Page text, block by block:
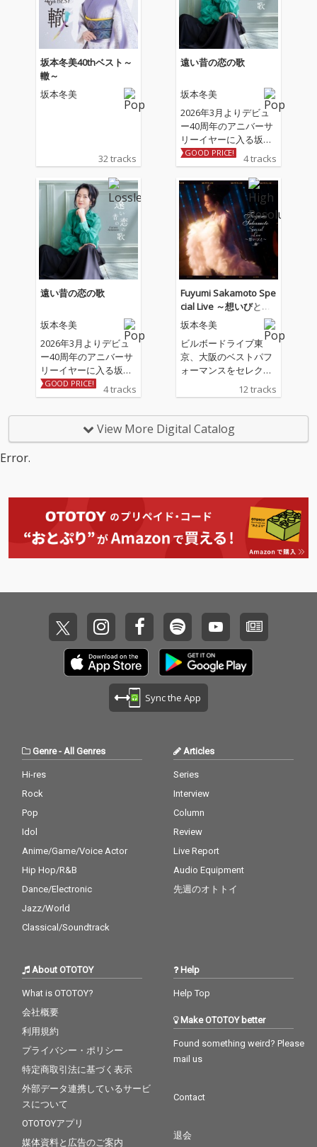
坂本冬美40thベスト～
轍～
坂本冬美
32 tracks
遠い昔の恋の歌
坂本冬美
2026年3月よりデビュ
ー40周年のアニバーサ
リーイヤーに入る坂本
冬美の記念シングル 収
録される表題曲「遠い
昔の恋の歌」、カップ
リング曲「しあわせ十
色」は坂本冬美と同じ
歳のアーティスト川村
結花の作詞＆作曲によ
る書き下ろし作品。ア
レンジは「夜桜お七」
「また君に恋してる」
の若草恵が担当。
GOOD PRICE! 4 tracks
遠い昔の恋の歌
坂本冬美
2026年3月よりデビュ
ー40周年のアニバーサ
リーイヤーに入る坂本
冬美の記念シングル 収
録される表題曲「遠い
リング曲「しあわせ十
色」は坂本冬美と同じ
の若草恵が担当。
GOOD PRICE! 4 tracks
Fuyumi Sakamoto Spe
cial Live ～想いびと～
(Live)
坂本冬美
ビルボードライブ東
京、大阪のベストパフ
ォーマンスをセレクト
12 tracks
View More Digital Catalog
Error.
Sync the App
Genre-All Genres
Hi-res
Rock
Pop
Idol
Anime/Game/Voice Actor
Hip Hop/R&B
Dance/Electronic
Jazz/World
Classical/Soundtrack
Articles
Series
Interview
Column
Review
Live Report
Audio Equipment
先週のオトトイ
About OTOTOY
What is OTOTOY?
会社概要
利用規約
プライバシー・ポリシー
特定商取引法に基づく表示
外部データ連携しているサービ
スについて
OTOTOYアプリ
媒体資料と広告のご案内
Help
Help Top
Make OTOTOY better
Found something weird? Please
mail us
Contact
退会